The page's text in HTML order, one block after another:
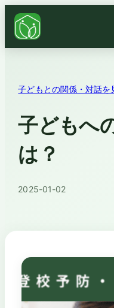
子どもとの関係・対話を
子どもへ
は？
2025-01-02